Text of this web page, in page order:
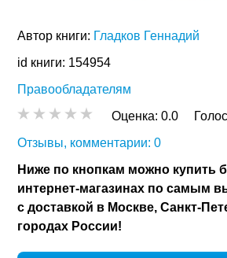
Автор книги: Гладков Геннадий
id книги: 154954
Правообладателям
Оценка:0.0
Отзывы, комментарии: 0
Ниже по кнопкам можно купить
интернет-магазинах по самым
с доставкой в Москве, Санкт-
городах России!